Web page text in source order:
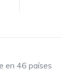
en 46 países